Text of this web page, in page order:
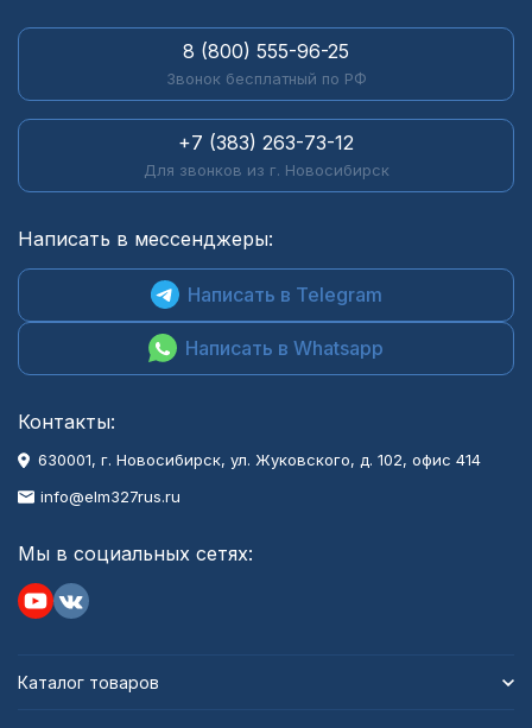
8 (800) 555-96-25
Звонок бесплатный по РФ
+7 (383) 263-73-12
Для звонков из г. Новосибирск
Написать в мессенджеры:
Написать в Telegram
Написать в Whatsapp
Контакты:
630001, г. Новосибирск, ул. Жуковского, д. 102, офис 414
info@elm327rus.ru
Мы в социальных сетях:
Каталог товаров